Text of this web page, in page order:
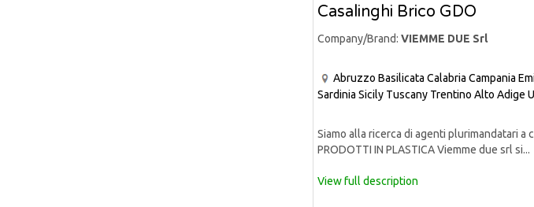
Casalinghi Brico GDO
Company/Brand: VIEMME DUE Srl
Abruzzo Basilicata Calabria Campania
Sardinia Sicily Tuscany Trentino Alto Adige
Siamo alla ricerca di agenti plurimandatari a
PRODOTTI IN PLASTICA Viemme due srl si...
View full description